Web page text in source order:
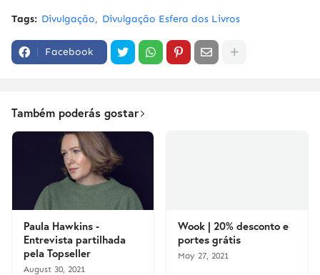
Tags: Divulgação Divulgação Esfera dos Livros
Facebook
Também poderás gostar
Paula Hawkins -
Entrevista partilhada
pela Topseller
August 30, 2021
Wook | 20% desconto e
portes grátis
May 27, 2021